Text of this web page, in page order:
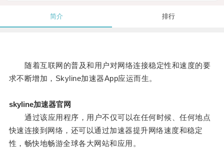
简介 排行
随着互联网的普及和用户对网络连接稳定性和速度的要
求不断增加，Skyline加速器App应运而生。
skyline加速器官网
通过该应用程序，用户不仅可以在任何时候、任何地点
快速连接到网络，还可以通过加速器提升网络速度和稳定
性，畅快地畅游全球各大网站和应用。